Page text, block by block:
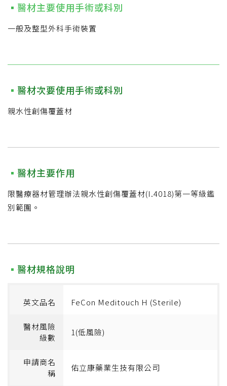
醫材主要使用手術或科別
一般及整型外科手術裝置
醫材次要使用手術或科別
親水性創傷覆蓋材
醫材主要作用
限醫療器材管理辦法親水性創傷覆蓋材(I.4018)第一等級鑑
別範圍。
醫材規格說明
英文品名 FeCon Meditouch H (Sterile)
醫材風險
級數
1(低風險)
申請商名
稱
佑立康藥業生技有限公司